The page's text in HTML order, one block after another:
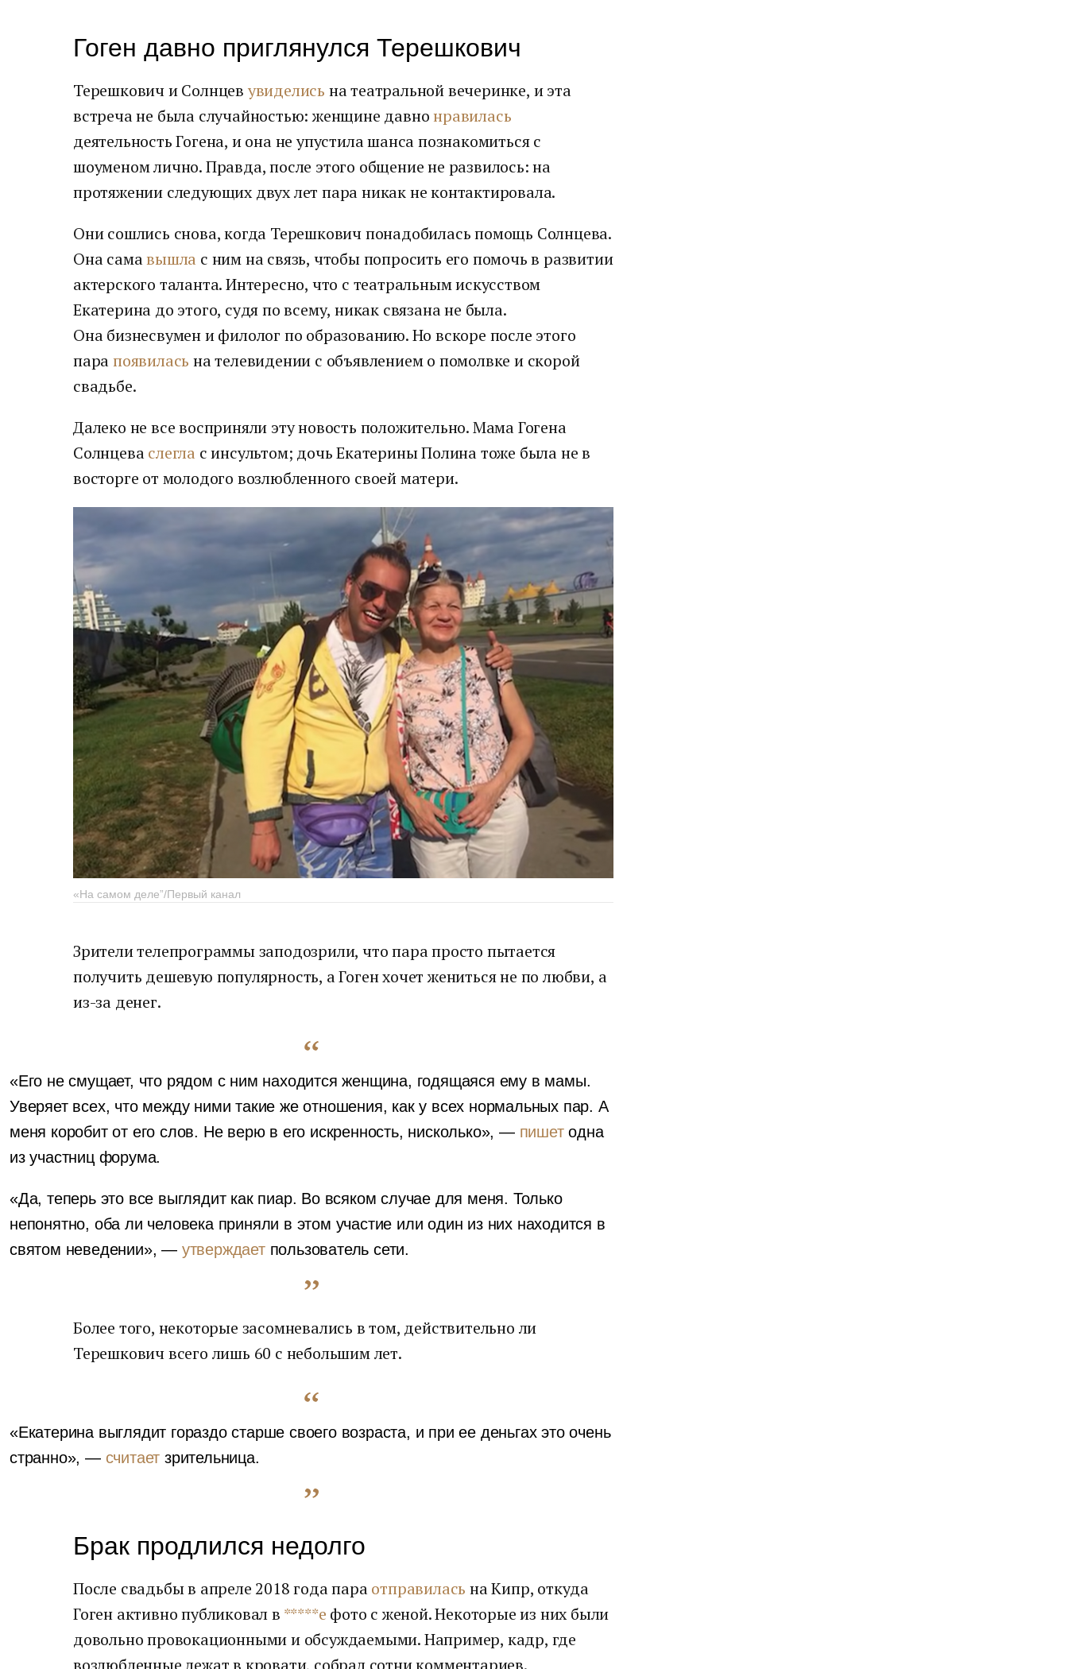
Гоген давно приглянулся Терешкович
Терешкович и Солнцев увиделись на театральной вечеринке, и эта
встреча не была случайностью: женщине давнонравилась
деятельность Гогена, и она не упустила шанса познакомиться с
шоуменом лично. Правда, после этого общение не развилось: на
протяжении следующих двух лет пара никак не контактировала.
Они сошлись снова, когда Терешкович понадобилась помощь Солнцева.
Она самавышла с ним на связь, чтобы попросить его помочь в развитии
актерского таланта. Интересно, что с театральным искусством
Екатерина до этого, судя по всему, никак связана не была.
Она бизнесвумен и филолог по образованию. Но вскоре после этого
парапоявиласьна телевидении с объявлением о помолвке и скорой
свадьбе.
Далеко не все восприняли эту новость положительно. Мама Гогена
Солнцеваслегла с инсультом; дочь Екатерины Полина тоже была не в
восторге от молодого возлюбленного своей матери.
«На самом деле”/Первый канал
Зрители телепрограммы заподозрили, что пара просто пытается
получить дешевую популярность, а Гоген хочет жениться не по любви, а
из-за денег.
«Его не смущает, что рядом с ним находится женщина, годящаяся ему в мамы.
Уверяет всех, что между ними такие же отношения, как у всех нормальных пар. А
меня коробит от его слов. Не верю в его искренность, нисколько», — пишетодна
из участниц форума.
«Да, теперь это все выглядит как пиар. Во всяком случае для меня. Только
непонятно, оба ли человека приняли в этом участие или один из них находится в
святом неведении», — утверждает пользователь сети.
Более того, некоторые засомневались в том, действительно ли
Терешкович всего лишь 60 с небольшим лет.
«Екатерина выглядит гораздо старше своего возраста, и при ее деньгах это очень
странно», — считаетзрительница.
Брак продлился недолго
После свадьбы в апреле 2018 года параотправиласьна Кипр, откуда
Гоген активно публиковал в *****е фото с женой. Некоторые из них были
довольно провокационными и обсуждаемыми. Например, кадр, где
возлюбленные лежат в кровати, собрал сотни комментариев.